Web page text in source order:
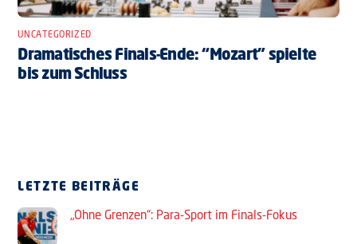
UNCATEGORIZED
Dramatisches Finals-Ende: “Mozart” spielte
bis zum Schluss
LETZTE BEITRÄGE
„Ohne Grenzen“: Para-Sport im Finals-Fokus